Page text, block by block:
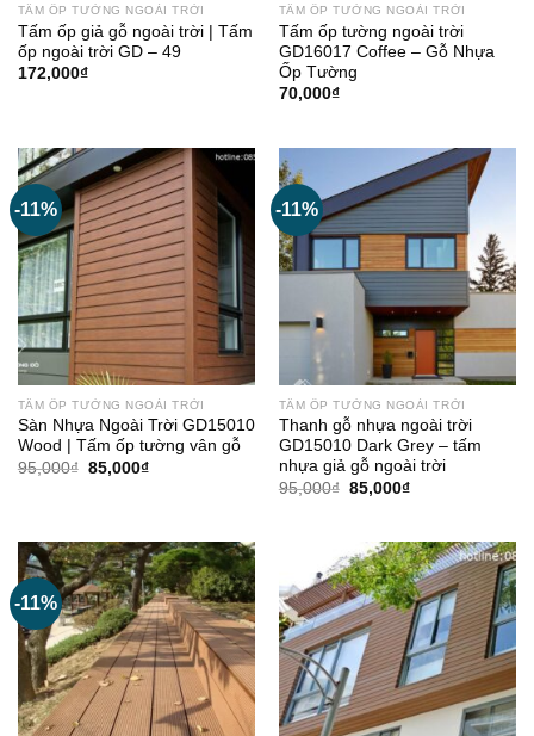
TẤM ỐP TƯỜNG NGOÀI TRỜI
Tấm ốp giả gỗ ngoài trời | Tấm
ốp ngoài trời GD – 49
172,000₫
TẤM ỐP TƯỜNG NGOÀI TRỜI
Tấm ốp tường ngoài trời
GD16017 Coffee – Gỗ Nhựa
Ốp Tường
70,000₫
-11%
TẤM ỐP TƯỜNG NGOÀI TRỜI
Sàn Nhựa Ngoài Trời GD15010
Wood | Tấm ốp tường vân gỗ
95,000₫ Giá
85,000₫Giá
-11%
TẤM ỐP TƯỜNG NGOÀI TRỜI
Thanh gỗ nhựa ngoài trời
GD15010 Dark Grey – tấm
nhựa giả gỗ ngoài trời
95,000₫ Giá
85,000₫Giá
85,000₫.
-11%